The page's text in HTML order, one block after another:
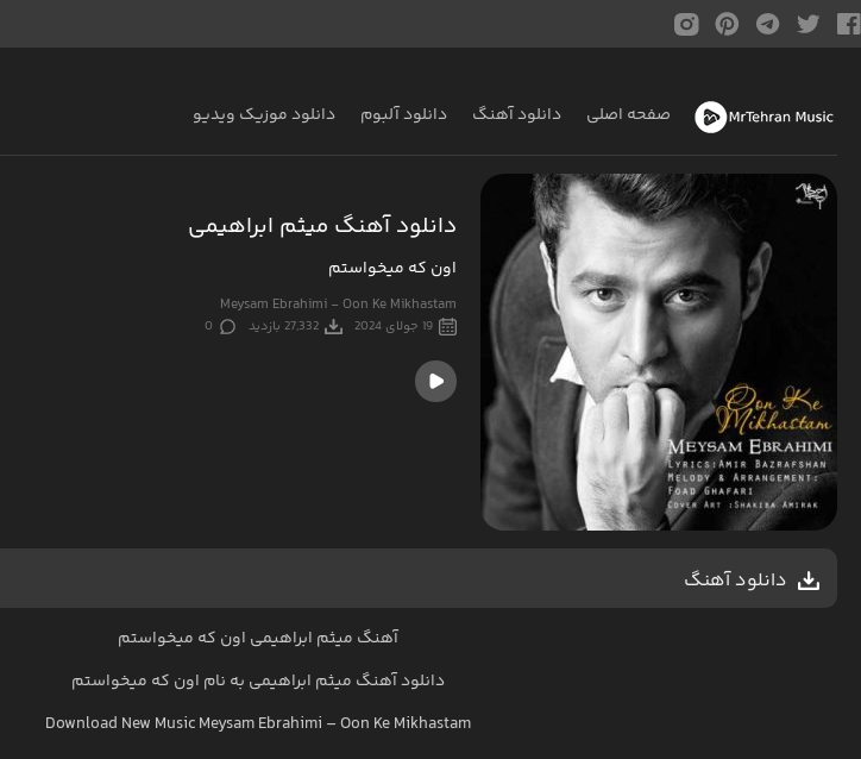
صفحه اصلی دانلود آهنگ دانلود آلبوم دانلود موزیک ویدیو
دانلود آهنگ میثم ابراهیمی
اون که میخواستم
Meysam Ebrahimi - Oon Ke Mikhastam
19 جولای 2024 27,332 بازدید 0
دانلود آهنگ
آهنگ میثم ابراهیمی اون که میخواستم
دانلود آهنگ میثم ابراهیمی به نام اون که میخواستم
Download New MusicMeysam Ebrahimi –Oon Ke Mikhastam